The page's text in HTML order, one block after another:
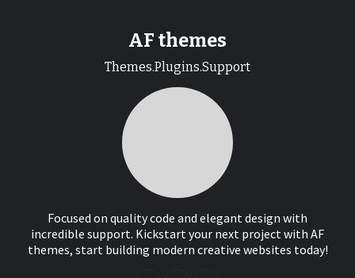
AF themes
Themes.Plugins.Support
Focused on quality code and elegant design with
incredible support. Kickstart your next project with AF
themes, start building modern creative websites today!